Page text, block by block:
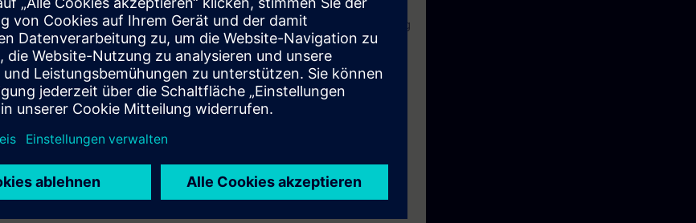
einer Bearbeitungsstrasse lernen Sie wiederverwendbare Bausteine zu erstellen,
sind. Der Aufwand für die Anlagenprojektierung sinkt durch die Standardisierung
so die Engineeringphase. Ferner gewinnen Sie durch das umfassende
neue Impulse und Ideen zur Produktionsoptimierung.
PRO2 und praktische Erfahrung in der Anwendung der Kenntnisse.
Verfügung, mit dem Sie sicherstellen, dass der von Ihnen gewählte Kurs Ihren
STEP 7 V5.x Software.